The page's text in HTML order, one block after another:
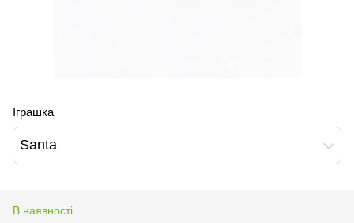
Іграшка
Santa
В наявності